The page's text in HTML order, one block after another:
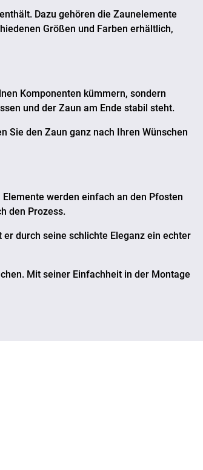
Dazu gehören die Zaunelemente
Größen und Farben erhältlich,
Komponenten kümmern, sondern
und der Zaun am Ende stabil steht.
Sie den Zaun ganz nach Ihren Wünschen
werden einfach an den Pfosten
den Prozess.
durch seine schlichte Eleganz ein echter
Mit seiner Einfachheit in der Montage